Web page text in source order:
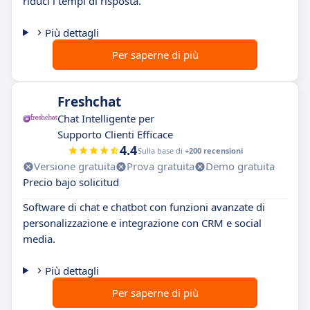
Più dettagli
Per saperne di più
Freshchat
Chat Intelligente per
Supporto Clienti Efficace
4.4Sulla base di +200 recensioni
Versione gratuita Prova gratuita
Demo gratuita
Precio bajo solicitud
Software di chat e chatbot con funzioni avanzate di
personalizzazione e integrazione con CRM e social
media.
Più dettagli
Per saperne di più